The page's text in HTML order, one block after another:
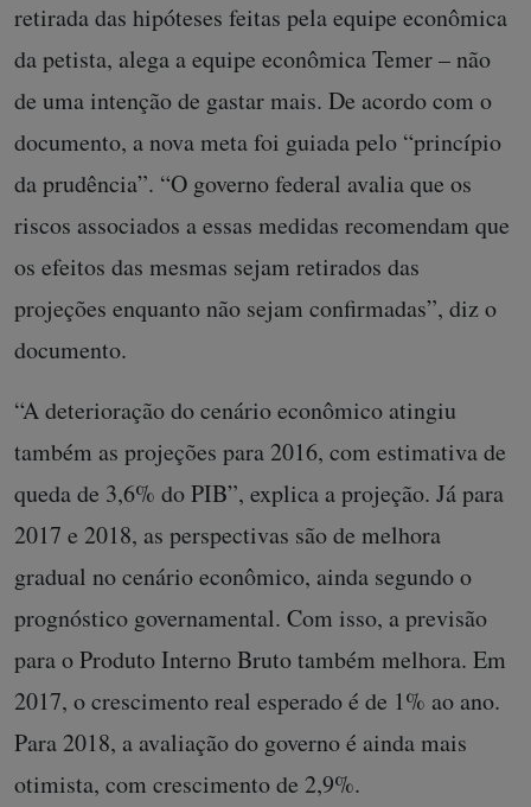
retirada das hipóteses feitas pela equipe econômica
da petista, alega a equipe econômica Temer – não
de uma intenção de gastar mais. De acordo com o
documento, a nova meta foi guiada pelo “princípio
da prudência”. “O governo federal avalia que os
riscos associados a essas medidas recomendam que
os efeitos das mesmas sejam retirados das
projeções enquanto não sejam confirmadas”, diz o
documento.
“A deterioração do cenário econômico atingiu
também as projeções para 2016, com estimativa de
queda de 3,6% do PIB”, explica a projeção. Já para
2017 e 2018, as perspectivas são de melhora
gradual no cenário econômico, ainda segundo o
prognóstico governamental. Com isso, a previsão
para o Produto Interno Bruto também melhora. Em
2017, o crescimento real esperado é de 1% ao ano.
Para 2018, a avaliação do governo é ainda mais
otimista, com crescimento de 2,9%.